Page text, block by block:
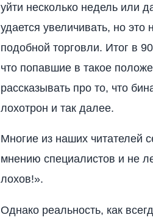
уйти несколько недель или
удается увеличивать, но
подобной торговли. Итог в
что попавшие в такое
рассказывать про то, что
лохотрон и так далее.
Многие из наших читателей
мнению специалистов и не
лохов!».
Однако реальность, как